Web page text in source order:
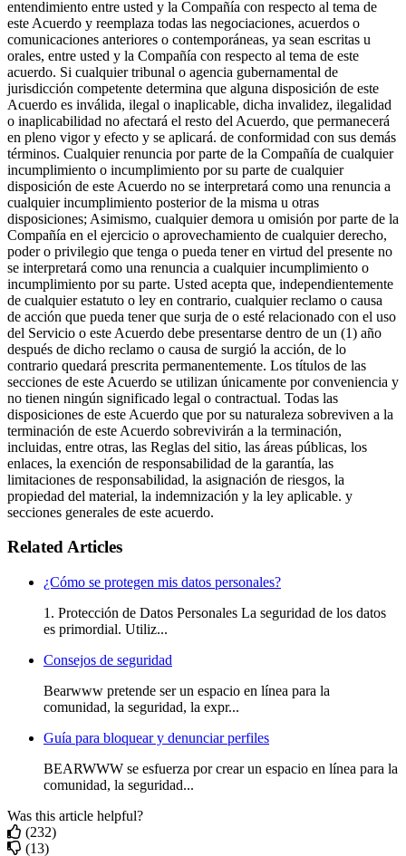
entendimiento entre usted y la Compañía con respecto al tema de
este Acuerdo y reemplaza todas las negociaciones, acuerdos o
comunicaciones anteriores o contemporáneas, ya sean escritas u
orales, entre usted y la Compañía con respecto al tema de este
acuerdo. Si cualquier tribunal o agencia gubernamental de
jurisdicción competente determina que alguna disposición de este
Acuerdo es inválida, ilegal o inaplicable, dicha invalidez, ilegalidad
o inaplicabilidad no afectará el resto del Acuerdo, que permanecerá
en pleno vigor y efecto y se aplicará. de conformidad con sus demás
términos. Cualquier renuncia por parte de la Compañía de cualquier
incumplimiento o incumplimiento por su parte de cualquier
disposición de este Acuerdo no se interpretará como una renuncia a
cualquier incumplimiento posterior de la misma u otras
disposiciones; Asimismo, cualquier demora u omisión por parte de la
Compañía en el ejercicio o aprovechamiento de cualquier derecho,
poder o privilegio que tenga o pueda tener en virtud del presente no
se interpretará como una renuncia a cualquier incumplimiento o
incumplimiento por su parte. Usted acepta que, independientemente
de cualquier estatuto o ley en contrario, cualquier reclamo o causa
de acción que pueda tener que surja de o esté relacionado con el uso
del Servicio o este Acuerdo debe presentarse dentro de un (1) año
después de dicho reclamo o causa de surgió la acción, de lo
contrario quedará prescrita permanentemente. Los títulos de las
secciones de este Acuerdo se utilizan únicamente por conveniencia y
no tienen ningún significado legal o contractual. Todas las
disposiciones de este Acuerdo que por su naturaleza sobreviven a la
terminación de este Acuerdo sobrevivirán a la terminación,
incluidas, entre otras, las Reglas del sitio, las áreas públicas, los
enlaces, la exención de responsabilidad de la garantía, las
limitaciones de responsabilidad, la asignación de riesgos, la
propiedad del material, la indemnización y la ley aplicable. y
secciones generales de este acuerdo.
Related Articles
¿Cómo se protegen mis datos personales?
1. Protección de Datos Personales La seguridad de los datos
es primordial. Utiliz...
Consejos de seguridad
Bearwww pretende ser un espacio en línea para la
comunidad, la seguridad, la expr...
Guía para bloquear y denunciar perfiles
BEARWWW se esfuerza por crear un espacio en línea para la
comunidad, la seguridad...
Was this article helpful?
(232)
(13)